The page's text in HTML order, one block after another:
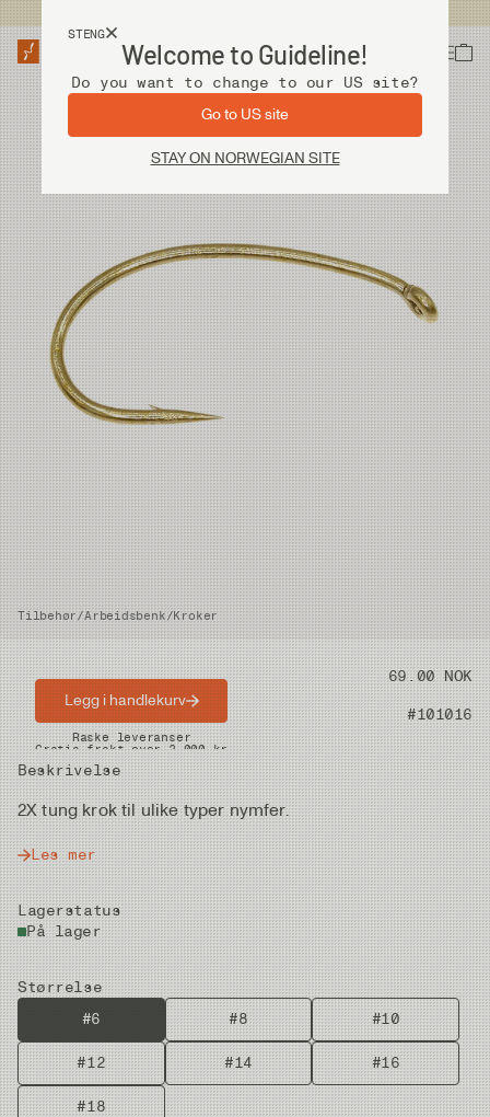
STENG
Welcome to Guideline!
Do you want to change to our US site?
Go to US site
STAY ON NORWEGIAN SITE
Tilbehør/Arbeidsbenk/Kroker
Pris 69.00 NOK
Artikkelnummer #101016
Beskrivelse
2X tung krok til ulike typer nymfer.
Les mer
Lagerstatus
På lager
Størrelse
#6
#8 #10
#12 #14 #16
#18
Legg i handlekurv
Raske leveranser
Gratis frakt over 2.000 kr